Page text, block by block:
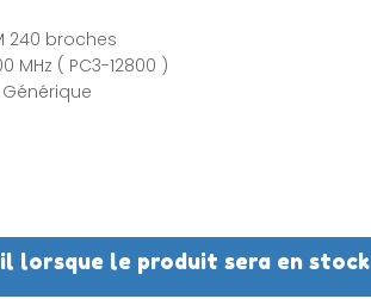
240 broches
MHz ( PC3-12800 )
lorsque le produit sera en stock